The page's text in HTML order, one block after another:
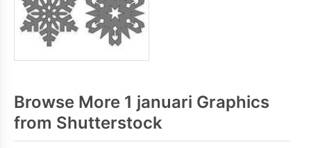
Browse More 1 januari Graphics
from Shutterstock